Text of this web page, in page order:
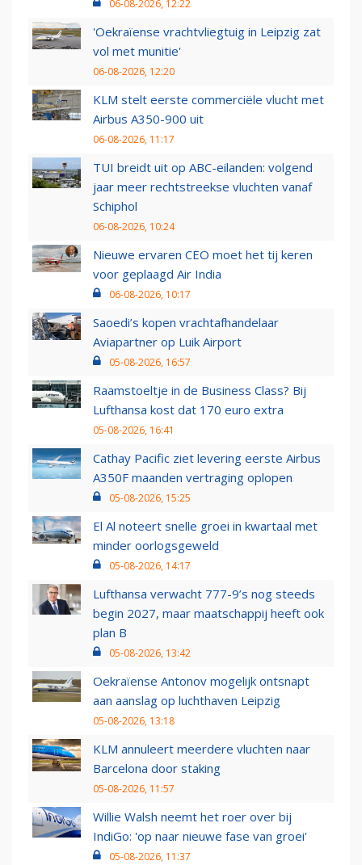
06-08-2026, 12:22
'Oekraïense vrachtvliegtuig in Leipzig zat
vol met munitie'
06-08-2026, 12:20
KLM stelt eerste commerciële vlucht met
Airbus A350-900 uit
06-08-2026, 11:17
TUI breidt uit op ABC-eilanden: volgend
jaar meer rechtstreekse vluchten vanaf
Schiphol
06-08-2026, 10:24
Nieuwe ervaren CEO moet het tij keren
voor geplaagd Air India
06-08-2026, 10:17
Saoedi’s kopen vrachtafhandelaar
Aviapartner op Luik Airport
05-08-2026, 16:57
Raamstoeltje in de Business Class? Bij
Lufthansa kost dat 170 euro extra
05-08-2026, 16:41
Cathay Pacific ziet levering eerste Airbus
A350F maanden vertraging oplopen
05-08-2026, 15:25
El Al noteert snelle groei in kwartaal met
minder oorlogsgeweld
05-08-2026, 14:17
Lufthansa verwacht 777-9’s nog steeds
begin 2027, maar maatschappij heeft ook
plan B
05-08-2026, 13:42
Oekraïense Antonov mogelijk ontsnapt
aan aanslag op luchthaven Leipzig
05-08-2026, 13:18
KLM annuleert meerdere vluchten naar
Barcelona door staking
05-08-2026, 11:57
Willie Walsh neemt het roer over bij
IndiGo: 'op naar nieuwe fase van groei'
05-08-2026, 11:37